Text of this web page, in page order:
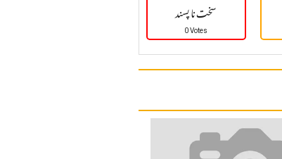
سخت نا پسند
0 Votes